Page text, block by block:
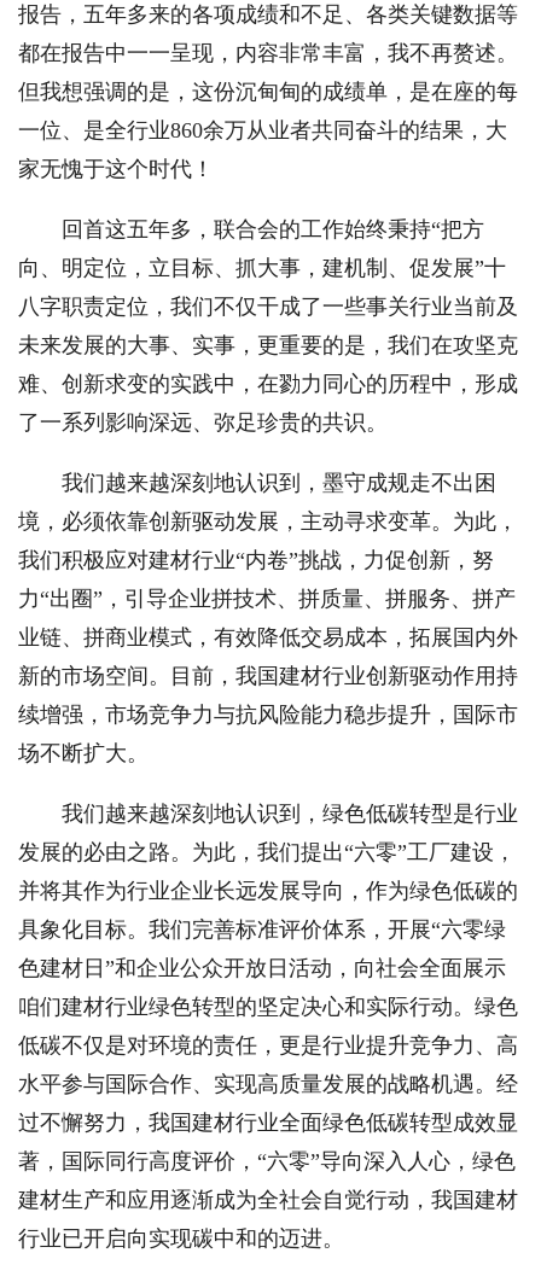
报告，五年多来的各项成绩和不足、各类关键数据等
都在报告中一一呈现，内容非常丰富，我不再赘述。
但我想强调的是，这份沉甸甸的成绩单，是在座的每
一位、是全行业860余万从业者共同奋斗的结果，大
家无愧于这个时代！
回首这五年多，联合会的工作始终秉持“把方
向、明定位，立目标、抓大事，建机制、促发展”十
八字职责定位，我们不仅干成了一些事关行业当前及
未来发展的大事、实事，更重要的是，我们在攻坚克
难、创新求变的实践中，在勠力同心的历程中，形成
了一系列影响深远、弥足珍贵的共识。
我们越来越深刻地认识到，墨守成规走不出困
境，必须依靠创新驱动发展，主动寻求变革。为此，
我们积极应对建材行业“内卷”挑战，力促创新，努
力“出圈”，引导企业拼技术、拼质量、拼服务、拼产
业链、拼商业模式，有效降低交易成本，拓展国内外
新的市场空间。目前，我国建材行业创新驱动作用持
续增强，市场竞争力与抗风险能力稳步提升，国际市
场不断扩大。
我们越来越深刻地认识到，绿色低碳转型是行业
发展的必由之路。为此，我们提出“六零”工厂建设，
并将其作为行业企业长远发展导向，作为绿色低碳的
具象化目标。我们完善标准评价体系，开展“六零绿
色建材日”和企业公众开放日活动，向社会全面展示
咱们建材行业绿色转型的坚定决心和实际行动。绿色
低碳不仅是对环境的责任，更是行业提升竞争力、高
水平参与国际合作、实现高质量发展的战略机遇。经
过不懈努力，我国建材行业全面绿色低碳转型成效显
著，国际同行高度评价，“六零”导向深入人心，绿色
建材生产和应用逐渐成为全社会自觉行动，我国建材
行业已开启向实现碳中和的迈进。